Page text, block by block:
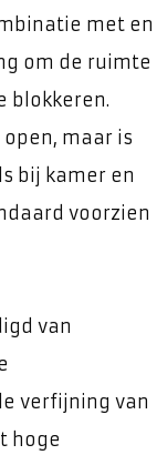
met en
om de ruimte
blokkeren.
maar is
bij kamer en
voorzien
van
verfijning van
hoge